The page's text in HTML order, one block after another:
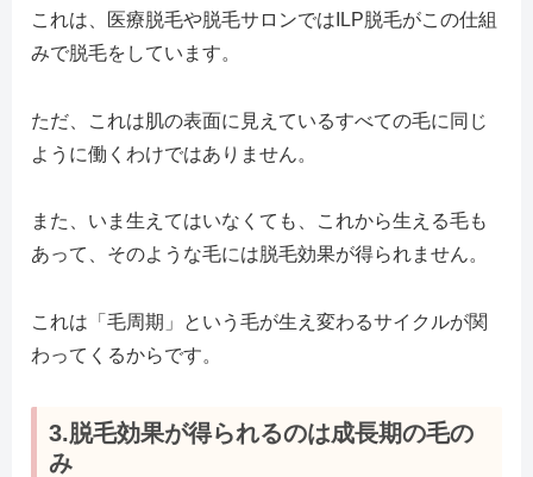
これは、医療脱毛や脱毛サロンではILP脱毛がこの仕組
みで脱毛をしています。
ただ、これは肌の表面に見えているすべての毛に同じ
ように働くわけではありません。
また、いま生えてはいなくても、これから生える毛も
あって、そのような毛には脱毛効果が得られません。
これは「毛周期」という毛が生え変わるサイクルが関
わってくるからです。
3.脱毛効果が得られるのは成長期の毛の
み